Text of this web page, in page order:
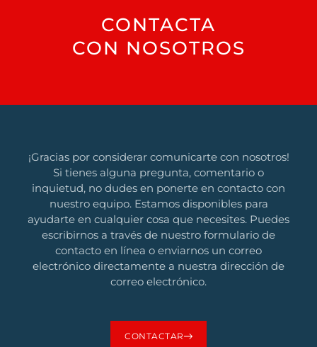
CONTACTA
CON NOSOTROS
¡Gracias por considerar comunicarte con nosotros!
Si tienes alguna pregunta, comentario o
inquietud, no dudes en ponerte en contacto con
nuestro equipo. Estamos disponibles para
ayudarte en cualquier cosa que necesites. Puedes
escribirnos a través de nuestro formulario de
contacto en línea o enviarnos un correo
electrónico directamente a nuestra dirección de
correo electrónico.
CONTACTAR